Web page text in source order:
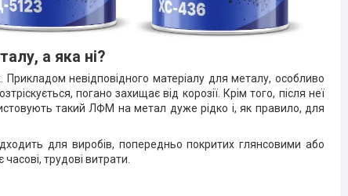
а яка ні?
невідповідного матеріалу для металу, особливо
погано захищає від корозії. Крім того, після неї
такий ЛФМ на метал дуже рідко і, як правило, для
для виробів, попередньо покритих глянсовими або
трудові витрати.